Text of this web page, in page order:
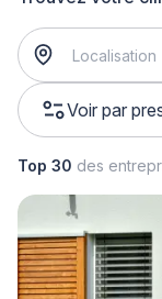
Voir par
Top 30 des